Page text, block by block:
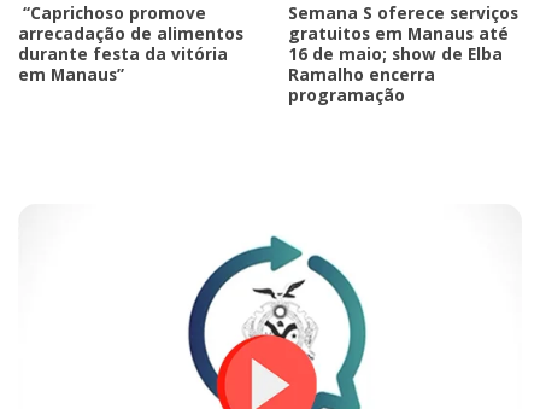
“Caprichoso promove
arrecadação de alimentos
durante festa da vitória
em Manaus”
Semana S oferece serviços
gratuitos em Manaus até
16 de maio; show de Elba
Ramalho encerra
programação